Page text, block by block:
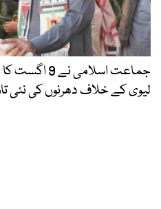
جماعت اسلامی
لیوی کے خلاف دھرنوں کی نئی